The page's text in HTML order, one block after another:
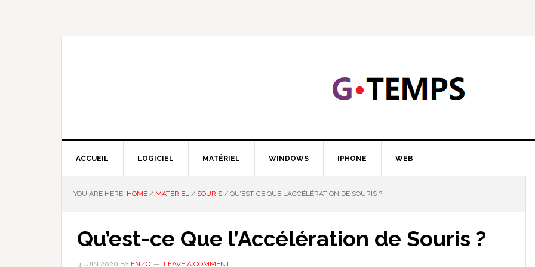
ACCUEIL LOGICIEL MATÉRIEL WINDOWS IPHONE WEB
YOU ARE HERE: HOME / MATÉRIEL / SOURIS / QU’EST-CE QUE L’ACCÉLÉRATION DE SOURIS ?
Qu’est-ce Que l’Accélération de Souris ?
3 JUIN 2020 BY ENZO LEAVE A COMMENT